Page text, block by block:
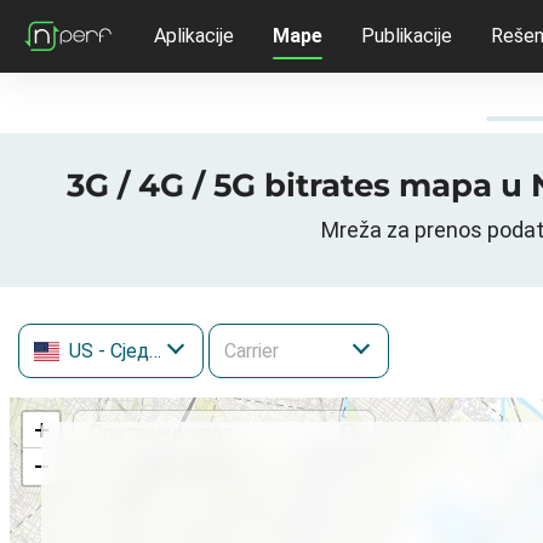
Aplikacije Mape Publikacije
3G / 4G / 5G bitrates mapa
Mreža za prenos
US - Сједињене Државе
+
−